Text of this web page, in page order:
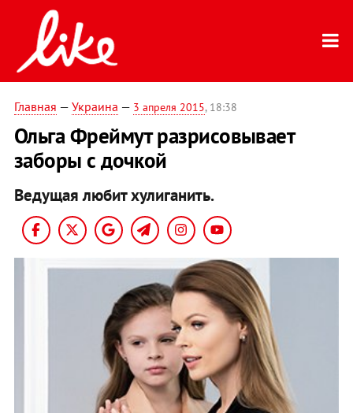
Главная — Украина — 3 апреля 2015, 18:38
Ольга Фреймут разрисовывает
заборы с дочкой
Ведущая любит хулиганить.